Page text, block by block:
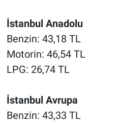
İstanbul Anadolu
Benzin: 43,18 TL
Motorin: 46,54 TL
LPG: 26,74 TL
İstanbul Avrupa
Benzin: 43,33 TL
Ne demişti
Popüler